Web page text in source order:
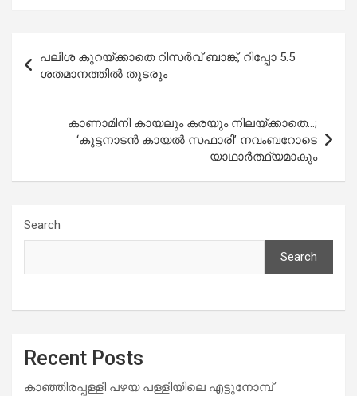
navigation
പലിശ കുറയ്ക്കാതെ റിസർവ് ബാങ്ക്, റിപ്പോ 5.5
ശതമാനത്തിൽ തുടരും
കാണാമിനി കായലും കരയും നിലയ്ക്കാതെ…;
‘കുട്ടനാടന്‍ കായല്‍ സഫാരി’ നവംബറോടെ
യാഥാര്‍ത്ഥ്യമാകും
Search
Search
Recent Posts
കാഞ്ഞിരപ്പള്ളി പഴയ പള്ളിയിലെ എട്ടുനോമ്പ്